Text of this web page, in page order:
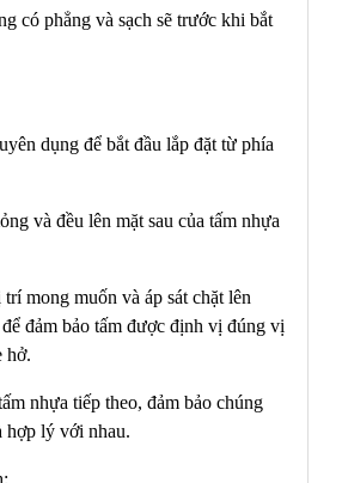
có phẳng và sạch sẽ trước khi bắt
dụng để bắt đầu lắp đặt từ phía
và đều lên mặt sau của tấm nhựa
mong muốn và áp sát chặt lên
đảm bảo tấm được định vị đúng vị
hở.
nhựa tiếp theo, đảm bảo chúng
hợp lý với nhau.